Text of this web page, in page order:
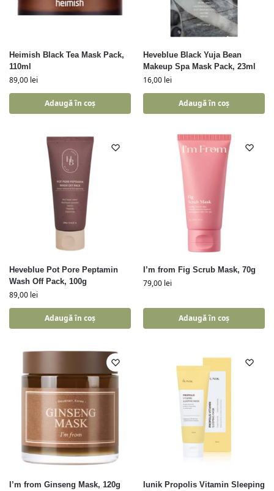
Heimish Black Tea Mask Pack,
110ml
89,00 lei
Adaugă în coș
Heveblue Black Yuja Bean
Makeup Spa Mask Pack, 23ml
16,00 lei
Adaugă în coș
Heveblue Pot Pore Peptamin
Wash Off Pack, 100g
89,00 lei
Adaugă în coș
I’m from Fig Scrub Mask, 70g
79,00 lei
Adaugă în coș
I’m from Ginseng Mask, 120g
Iunik Propolis Vitamin Sleeping